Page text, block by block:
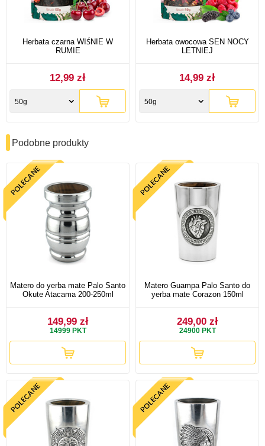
Herbata czarna WIŚNIE W
RUMIE
12,99 zł
50g
Herbata owocowa SEN NOCY
LETNIEJ
14,99 zł
50g
Podobne produkty
Matero do yerba mate Palo Santo
Okute Atacama 200-250ml
149,99 zł
14999PKT
Matero Guampa Palo Santo do
yerba mate Corazon 150ml
249,00 zł
24900PKT